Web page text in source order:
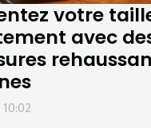
votre
avec